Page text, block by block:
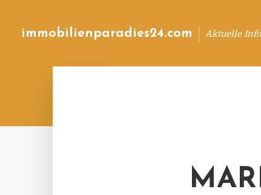
immobilienparadies24.com Aktuelle